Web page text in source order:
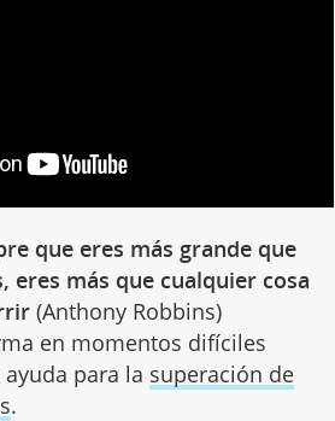
que eres más grande que
eres más que cualquier cosa
(Anthony Robbins)
en momentos difíciles
para la superación de
.